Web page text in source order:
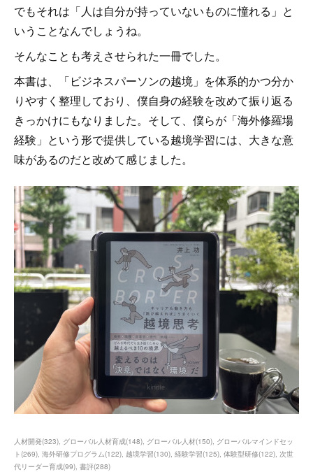
でもそれは「人は自分が持っていないものに憧れる」と
いうことなんでしょうね。
そんなことも考えさせられた一冊でした。
本書は、「ビジネスパーソンの越境」を体系的かつ分か
りやすく整理しており、僕自身の経験を改めて振り返る
きっかけにもなりました。そして、僕らが「海外修羅場
経験」という形で提供している越境学習には、大きな意
味があるのだと改めて感じました。
人材開発(323) グローバル人材育成(148) グローバル人材(150) グローバルマインドセッ
ト(269) 海外研修プログラム(122) 越境学習(130) 経験学習(125) 体験型研修(122) 次世
代リーダー育成(99) 書評(288)